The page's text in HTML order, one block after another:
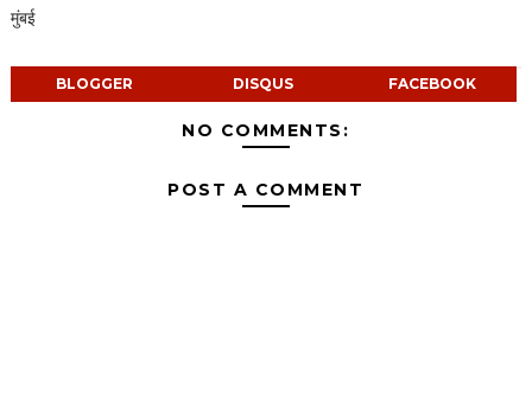
मुंबई
BLOGGER DISQUS FACEBOOK
NO COMMENTS:
POST A COMMENT